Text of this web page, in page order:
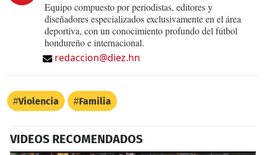
Equipo compuesto por periodistas, editores y
diseñadores especializados exclusivamente en el área
deportiva, con un conocimiento profundo del fútbol
hondureño e internacional.
redaccion@diez.hn
Violencia Familia
VIDEOS RECOMENDADOS